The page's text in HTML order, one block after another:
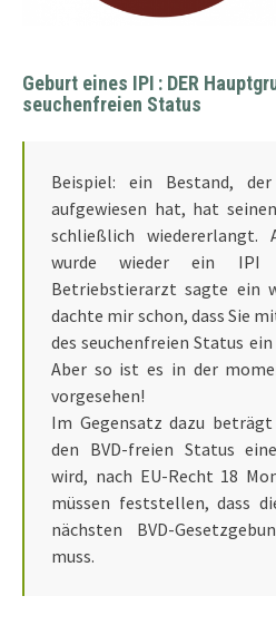
Geburt eines IPI : DER
seuchenfreien Status
Beispiel: ein Bestand,
aufgewiesen hat, hat
schließlich wiedererlangt.
wurde wieder ein IPI
Betriebstierarzt sagte ein
dachte mir schon, dass Sie
des seuchenfreien Status
Aber so ist es in der
vorgesehen!
Im Gegensatz dazu
den BVD-freien Status
wird, nach EU-Recht 18
müssen feststellen, dass
nächsten BVD-
muss.